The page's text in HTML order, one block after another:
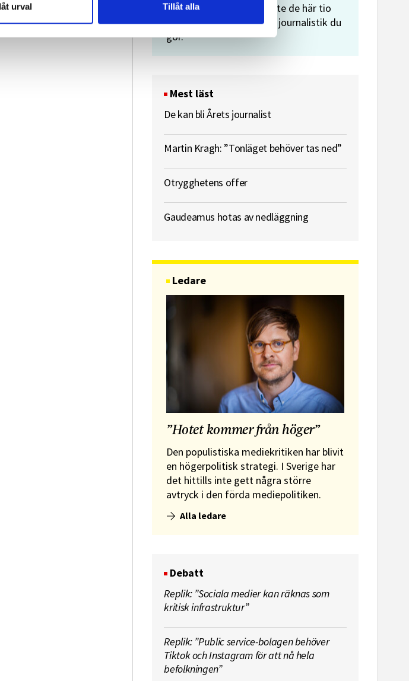
urval Tillåt alla
Malin Crona:
Följer du inte de här tio
budorden? Då är det inte journalistik du
gör.
Mest läst
De kan bli Årets journalist
Martin Kragh: ”Tonläget behöver tas ned”
Otrygghetens offer
Gaudeamus hotas av nedläggning
Ledare
”Hotet kommer från höger”
Den populistiska mediekritiken har blivit
en högerpolitisk strategi. I Sverige har
det hittills inte gett några större
avtryck i den förda mediepolitiken.
Alla ledare
Debatt
Replik: ”Sociala medier kan räknas som
kritisk infrastruktur”
Replik: ”Public service-bolagen behöver
Tiktok och Instagram för att nå hela
befolkningen”